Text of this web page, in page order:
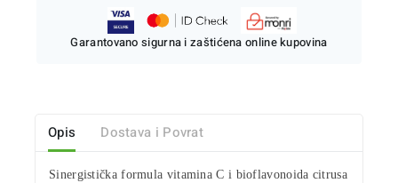
Garantovano sigurna i zaštićena online kupovina
Opis Dostava i Povrat
Sinergistička formula vitamina C i bioflavonoida citrusa